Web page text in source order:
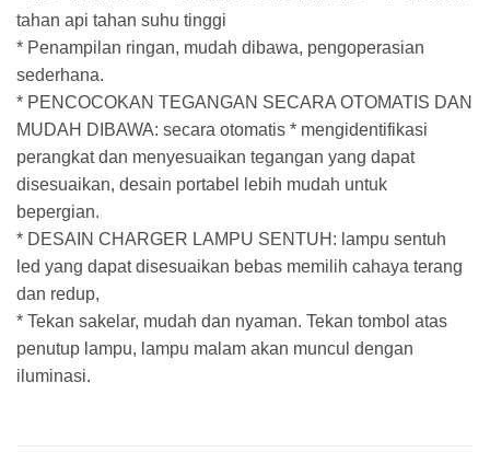
tahan api tahan suhu tinggi
* Penampilan ringan, mudah dibawa, pengoperasian
sederhana.
* PENCOCOKAN TEGANGAN SECARA OTOMATIS DAN
MUDAH DIBAWA: secara otomatis * mengidentifikasi
perangkat dan menyesuaikan tegangan yang dapat
disesuaikan, desain portabel lebih mudah untuk
bepergian.
* DESAIN CHARGER LAMPU SENTUH: lampu sentuh
led yang dapat disesuaikan bebas memilih cahaya terang
dan redup,
* Tekan sakelar, mudah dan nyaman. Tekan tombol atas
penutup lampu, lampu malam akan muncul dengan
iluminasi.